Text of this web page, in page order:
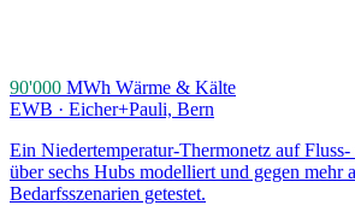
90'000 MWh Wärme & Kälte
EWB · Eicher+Pauli, Bern
Ein Niedertemperatur-Thermonetz auf Fluss-
über sechs Hubs modelliert und gegen mehr
Bedarfsszenarien getestet.